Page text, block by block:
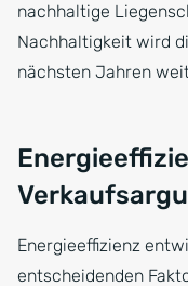
nachhaltige
Nachhaltigkeit wird
nächsten Jahren
Energieeffizienz
entscheidenden